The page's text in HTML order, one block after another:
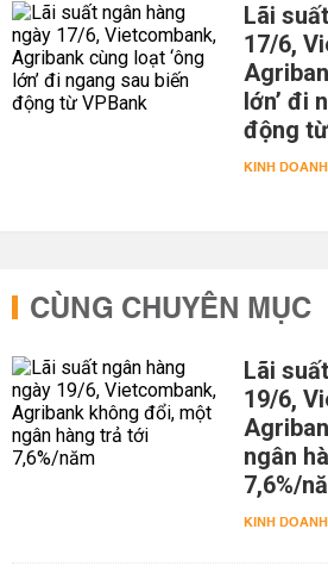
Lãi
17/6,
lớn’ đi
động
KINH DOANH
CÙNG CHUYÊN MỤC
Lãi
19/6,
ngân
7,6%/
KINH DOANH